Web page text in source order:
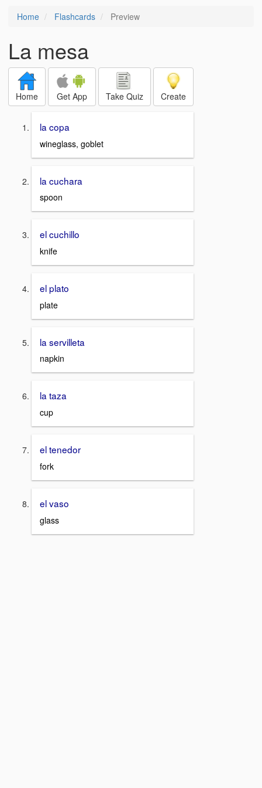
Home Flashcards Preview
La mesa
Home Get App Take Quiz Create
la copa
wineglass, goblet
la cuchara
spoon
el cuchillo
knife
el plato
plate
la servilleta
napkin
la taza
cup
el tenedor
fork
el vaso
glass